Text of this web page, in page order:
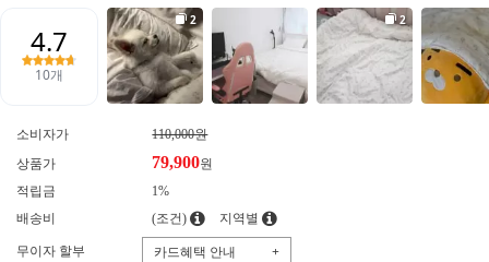
소비자가
110,000원
상품가
79,900원
적립금
1%
배송비
(조건) 지역별
무이자 할부 카드혜택 안내 +